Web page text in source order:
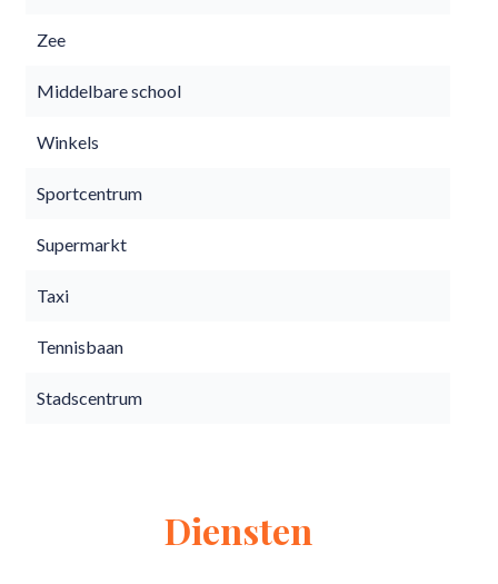
Zee
Middelbare school
Winkels
Sportcentrum
Supermarkt
Taxi
Tennisbaan
Stadscentrum
Diensten